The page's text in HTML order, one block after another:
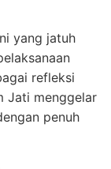
yang jatuh
refleksi
Jati menggelar
penuh